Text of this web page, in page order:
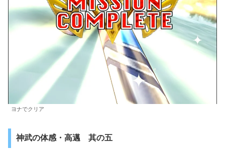
ヨナでクリア
神武の体感・高邁 其の五